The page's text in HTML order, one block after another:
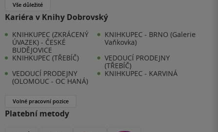
Vše důležité
Kariéra v Knihy Dobrovský
KNIHKUPEC (ZKRÁCENÝ
ÚVAZEK) - ČESKÉ
BUDĚJOVICE
KNIHKUPEC - BRNO (Galerie
Vaňkovka)
KNIHKUPEC (TŘEBÍČ)
VEDOUCÍ PRODEJNY
(TŘEBÍČ)
VEDOUCÍ PRODEJNY
(OLOMOUC - OC HANÁ)
KNIHKUPEC - KARVINÁ
Volné pracovní pozice
Platební metody